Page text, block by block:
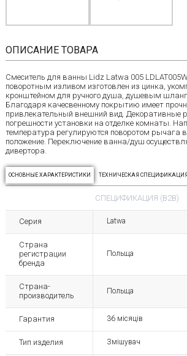
ОПИСАНИЕ ТОВАРА
Смеситель для ванны Lidz Latwa 005
поворотным изливом изготовлен из цинка,
кронштейном для ручного душа, душевым
Благодаря качесвенному покрытию имеет
привлекательный внешний вид. Декоративные
погрешности установки на отделке комнаты.
температура регулируются поворотом рычага в
положение. Переключение ванна/душ
дивертора.
ОСНОВНЫЕ ХАРАКТЕРИСТИКИ ТЕХНИЧЕСКАЯ СПЕЦИФИКАЦИЯ
СПЕЦИФИКАЦИЯ (B2B)
Серия Latwa
Страна
регистрации
бренда
Польща
Страна-
производитель
Польща
Гарантия 36 місяців
Тип изделия Змішувач